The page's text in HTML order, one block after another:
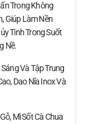
Trong Không
Giúp Làm Nền
Tinh Trong Suốt
Nề.
Và Tập Trung
Dao Nĩa Inox Và
Mì Sốt Cà Chua